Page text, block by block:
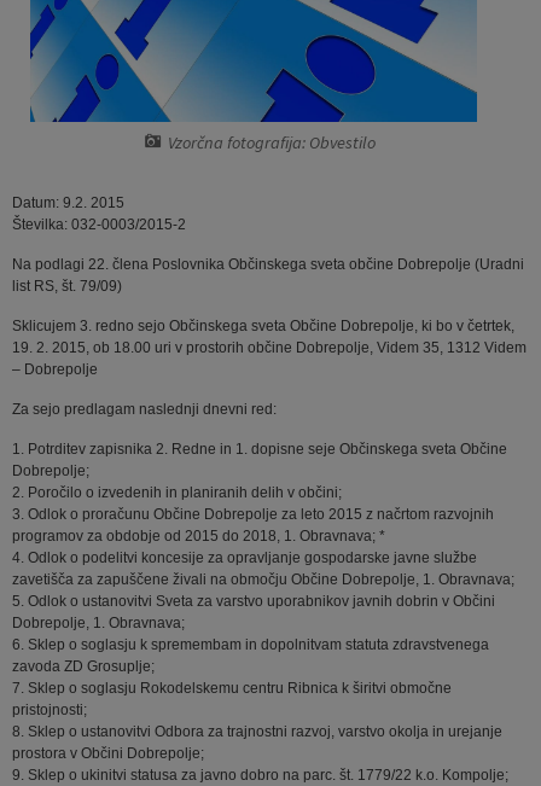
Vzorčna fotografija: Obvestilo
Datum: 9.2. 2015
Številka: 032-0003/2015-2
Na podlagi 22. člena Poslovnika Občinskega sveta občine Dobrepolje (Uradni
list RS, št. 79/09)
Sklicujem 3. redno sejo Občinskega sveta Občine Dobrepolje, ki bo v četrtek,
19. 2. 2015, ob 18.00 uri v prostorih občine Dobrepolje, Videm 35, 1312 Videm
– Dobrepolje
Za sejo predlagam naslednji dnevni red:
1. Potrditev zapisnika 2. Redne in 1. dopisne seje Občinskega sveta Občine
Dobrepolje;
2. Poročilo o izvedenih in planiranih delih v občini;
3. Odlok o proračunu Občine Dobrepolje za leto 2015 z načrtom razvojnih
programov za obdobje od 2015 do 2018, 1. Obravnava; *
4. Odlok o podelitvi koncesije za opravljanje gospodarske javne službe
zavetišča za zapuščene živali na območju Občine Dobrepolje, 1. Obravnava;
5. Odlok o ustanovitvi Sveta za varstvo uporabnikov javnih dobrin v Občini
Dobrepolje, 1. Obravnava;
6. Sklep o soglasju k spremembam in dopolnitvam statuta zdravstvenega
zavoda ZD Grosuplje;
7. Sklep o soglasju Rokodelskemu centru Ribnica k širitvi območne
pristojnosti;
8. Sklep o ustanovitvi Odbora za trajnostni razvoj, varstvo okolja in urejanje
prostora v Občini Dobrepolje;
9. Sklep o ukinitvi statusa za javno dobro na parc. št. 1779/22 k.o. Kompolje;
Pobratene občine
Jernej Pečnik
Luka iz Dobrepolja
Civilna zaščita
Splošni in posamični akti
Prostorski akti
Dokumenti Občine
Občinsko glasilo
Lokalne volitve
E-brošure
Promocijski video
Prostorske fotografije